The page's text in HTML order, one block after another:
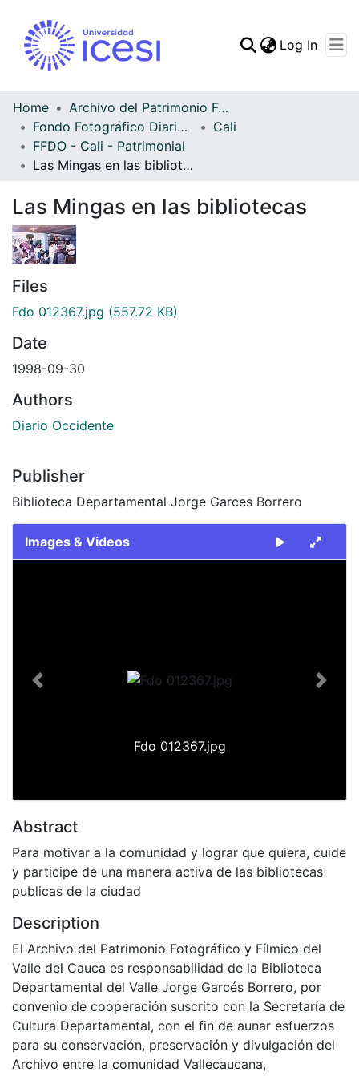
Statistics
Log In
Home
Archivo del Patrimonio Fotográfico y Fílmico del Valle del Cauca
Fondo Fotográfico Diario Occidente
Cali
FFDO - Cali - Patrimonial
Las Mingas en las bibliotecas
Las Mingas en las bibliotecas
Files
Fdo 012367.jpg (557.72 KB)
Date
1998-09-30
Authors
Diario Occidente
Publisher
Biblioteca Departamental Jorge Garces Borrero
Images & Videos
Fdo 012367.jpg
Previous Next
Abstract
Para motivar a la comunidad y lograr que quiera, cuide
y participe de una manera activa de las bibliotecas
publicas de la ciudad
Description
El Archivo del Patrimonio Fotográfico y Fílmico del
Valle del Cauca es responsabilidad de la Biblioteca
Departamental del Valle Jorge Garcés Borrero, por
convenio de cooperación suscrito con la Secretaría de
Cultura Departamental, con el fin de aunar esfuerzos
para su conservación, preservación y divulgación del
Archivo entre la comunidad Vallecaucana,